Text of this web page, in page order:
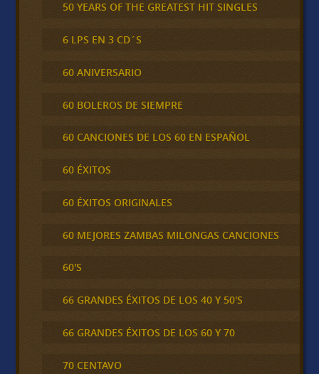
50 YEARS OF THE GREATEST HIT SINGLES
6 LPS EN 3 CD´S
60 ANIVERSARIO
60 BOLEROS DE SIEMPRE
60 CANCIONES DE LOS 60 EN ESPAÑOL
60 ÉXITOS
60 ÉXITOS ORIGINALES
60 MEJORES ZAMBAS MILONGAS CANCIONES
60'S
66 GRANDES ÉXITOS DE LOS 40 Y 50'S
66 GRANDES ÉXITOS DE LOS 60 Y 70
70 CENTAVO